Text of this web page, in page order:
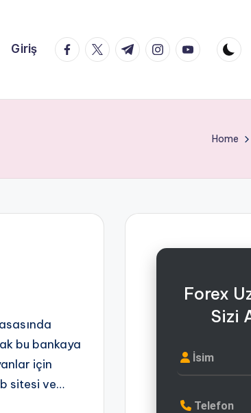
Giriş facebook.com
twitter.com
t.me instagram.com
youtube.com
Home
bu bankaya
için
sitesi ve…
Forex
Sizi
İsim
Telefon